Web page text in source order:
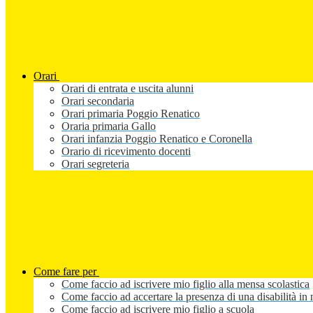
Orari
Orari di entrata e uscita alunni
Orari secondaria
Orari primaria Poggio Renatico
Oraria primaria Gallo
Orari infanzia Poggio Renatico e Coronella
Orario di ricevimento docenti
Orari segreteria
Come fare per
Come faccio ad iscrivere mio figlio alla mensa scolastica
Come faccio ad accertare la presenza di una disabilità
Come faccio ad iscrivere mio figlio a scuola